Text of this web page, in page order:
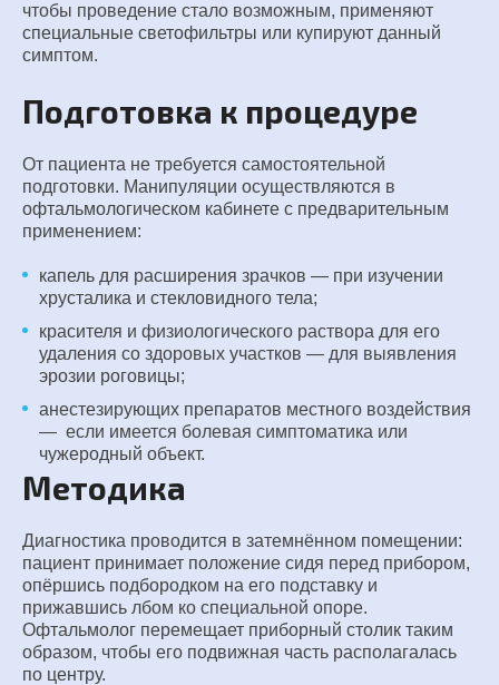
чтобы проведение стало возможным, применяют
специальные светофильтры или купируют данный
симптом.
Подготовка к процедуре
От пациента не требуется самостоятельной
подготовки. Манипуляции осуществляются в
офтальмологическом кабинете с предварительным
применением:
капель для расширения зрачков — при изучении
хрусталика и стекловидного тела;
красителя и физиологического раствора для его
удаления со здоровых участков — для выявления
эрозии роговицы;
анестезирующих препаратов местного воздействия
— если имеется болевая симптоматика или
чужеродный объект.
Методика
Диагностика проводится в затемнённом помещении:
пациент принимает положение сидя перед прибором,
опёршись подбородком на его подставку и
прижавшись лбом ко специальной опоре.
Офтальмолог перемещает приборный столик таким
образом, чтобы его подвижная часть располагалась
по центру.